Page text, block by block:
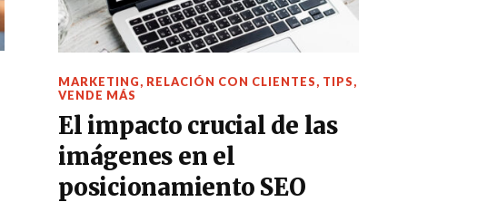
MARKETING, RELACIÓN CON CLIENTES, TIPS,
VENDE MÁS
El impacto crucial de las
imágenes en el
posicionamiento SEO